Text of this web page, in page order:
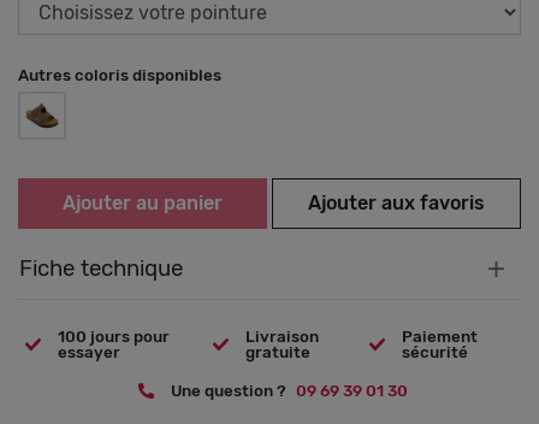
Autres coloris disponibles
Ajouter au panier Ajouter aux favoris
Fiche technique +
100 jours pour
essayer
Livraison
gratuite
Paiement
sécurité
Une question ? 09 69 39 01 30